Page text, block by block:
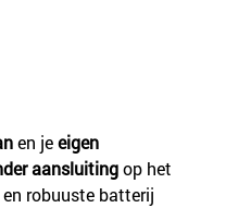
en je eigen
aansluiting op het
robuuste batterij